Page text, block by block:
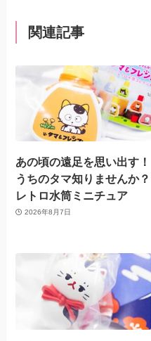
関連記事
あの頃の遠足を思い出す！
うちのタマ知りませんか？
レトロ水筒ミニチュア
2026年8月7日